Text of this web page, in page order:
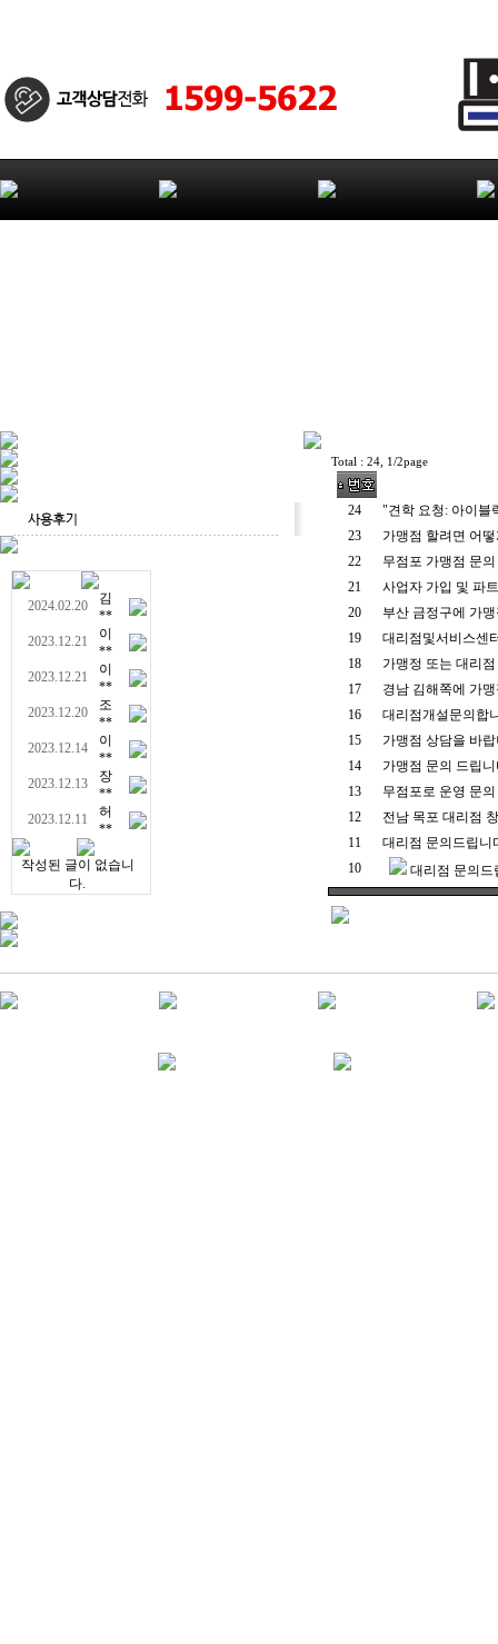
2024.02.20
김
**
2023.12.21
이
**
2023.12.21
이
**
2023.12.20
조
**
2023.12.14
이
**
2023.12.13
장
**
2023.12.11
허
**
작성된 글이 없습니
다.
Total : 24, 1/2page
24
"견학 요청: 아이블
23
가맹점 할려면 어
22
무점포 가맹점 문
21
사업자 가입 및 파
20
부산 금정구에 가
19
대리점및서비스센
18
가맹정 또는 대리
17
경남 김해쪽에 가
16
대리점개설문의합
15
가맹점 상담을 바
14
가맹점 문의 드립니
13
무점포로 운영 문의
12
전남 목포 대리점
11
대리점 문의드립니
10
대리점 문의드